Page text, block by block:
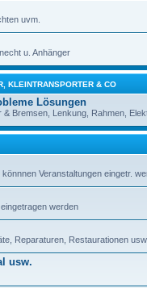
uvm.
u. Anhänger
KLEINTRANSPORTER & CO
Lösungen
Bremsen, Lenkung, Rahmen,
Veranstaltungen eingetr.
werden
Reparaturen, Restaurationen
usw.